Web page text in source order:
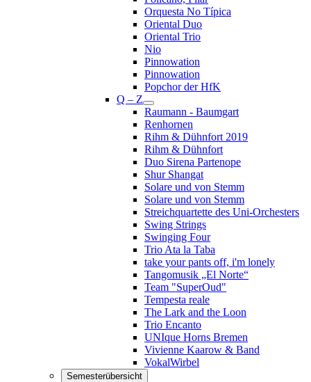
Orquesta No Típica
Oriental Duo
Oriental Trio
Nio
Pinnowation
Pinnowation
Popchor der HfK
Q – Z
Raumann - Baumgart
Renhornen
Rihm & Dühnfort 2019
Rihm & Dühnfort
Duo Sirena Partenope
Shur Shangat
Solare und von Stemm
Solare und von Stemm
Streichquartette des Uni-Orchesters
Swing Strings
Swinging Four
Trio Ata la Taba
take your pants off, i'm lonely
Tangomusik „El Norte“
Team "SuperOud"
Tempesta reale
The Lark and the Loon
Trio Encanto
UNIque Horns Bremen
Vivienne Kaarow & Band
VokalWirbel
Semesterübersicht